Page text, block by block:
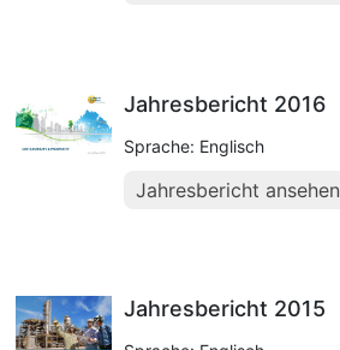
Jahresbericht 2016
Sprache: Englisch
Jahresbericht ansehen
Jahresbericht 2015